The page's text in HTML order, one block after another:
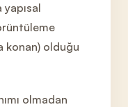
konan) olduğu
olmadan